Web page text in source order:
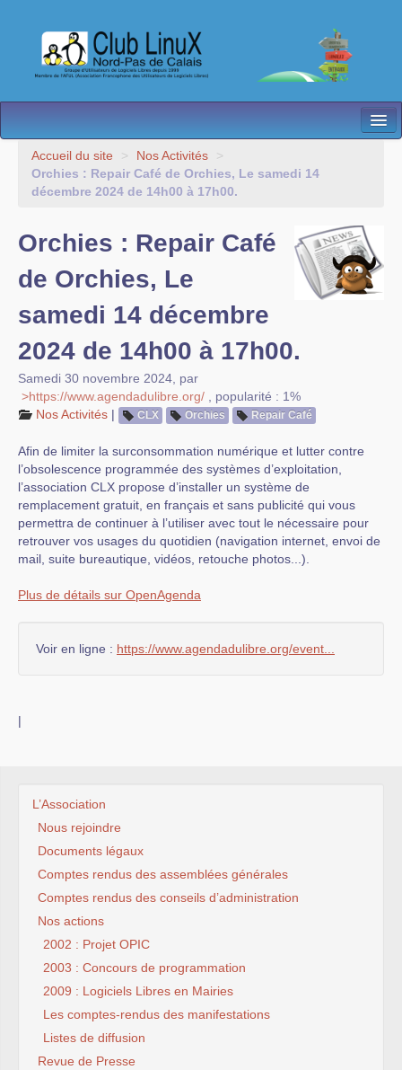
L’Association
Nos Activités
Accueil du site > Nos Activités
>
Orchies : Repair Café de Orchies, Le samedi 14
décembre 2024 de 14h00 à 17h00.
Orchies : Repair Café
de Orchies, Le
samedi 14 décembre
2024 de 14h00 à 17h00.
Samedi 30 novembre 2024 par
>https://www.agendadulibre.org/
popularité : 1%
Nos Activités | CLX Orchies Repair Café
Afin de limiter la surconsommation numérique et lutter contre
l’obsolescence programmée des systèmes d’exploitation,
l’association CLX propose d’installer un système de
remplacement gratuit, en français et sans publicité qui vous
permettra de continuer à l’utiliser avec tout le nécessaire pour
retrouver vos usages du quotidien (navigation internet, envoi de
mail, suite bureautique, vidéos, retouche photos...).
Plus de détails sur OpenAgenda
Voir en ligne : https://www.agendadulibre.org/event...
|
L’Association
Nous rejoindre
Documents légaux
Comptes rendus des assemblées générales
Comptes rendus des conseils d’administration
Nos actions
2002 : Projet OPIC
2003 : Concours de programmation
2009 : Logiciels Libres en Mairies
Les comptes-rendus des manifestations
Listes de diffusion
Revue de Presse